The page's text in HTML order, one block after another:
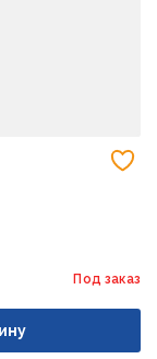
Под заказ